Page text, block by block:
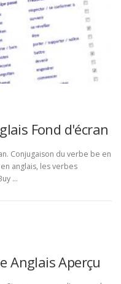
Fond d'écran
Conjugaison du verbe be en
anglais, les verbes
…
Anglais Aperçu